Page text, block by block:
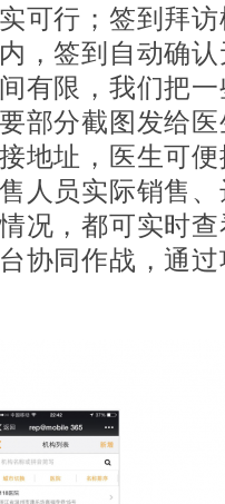
可行；签到拜
，签到自动确
有限，我们把
部分截图发给
地址，医生可
人员实际销售
况，都可实时
协同作战，通